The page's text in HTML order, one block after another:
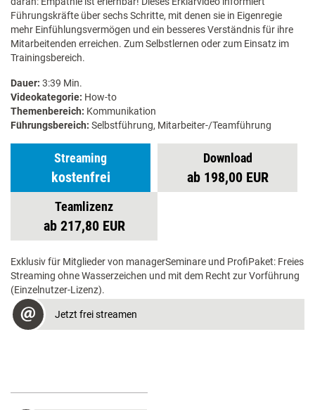
Führungskräfte über sechs Schritte, mit denen sie in Eigenregie
mehr Einfühlungsvermögen und ein besseres Verständnis für ihre
Mitarbeitenden erreichen. Zum Selbstlernen oder zum Einsatz im
Trainingsbereich.
Dauer: 3:39 Min.
Videokategorie: How-to
Themenbereich: Kommunikation
Führungsbereich: Selbstführung, Mitarbeiter-/Teamführung
Streaming
kostenfrei
Download
ab 198,00 EUR
Teamlizenz
ab 217,80 EUR
Exklusiv für Mitglieder von managerSeminare und ProfiPaket: Freies
Streaming ohne Wasserzeichen und mit dem Recht zur Vorführung
(Einzelnutzer-Lizenz).
Jetzt frei streamen